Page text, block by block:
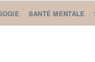
SANTÉ MENTALE